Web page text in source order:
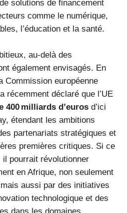
solutions de financement
comme le numérique,
l’éducation et la santé.
au-delà des
également envisagés. En
Commission européenne
a récemment déclaré que l’UE
400 milliards d’euros d’ici
étendant les ambitions
partenariats stratégiques et
premières critiques. Si ce
pourrait révolutionner
en Afrique, non seulement
aussi par des initiatives
technologique et des